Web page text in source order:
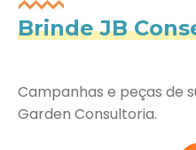
Brinde JB
Campanhas e peças de
Garden Consultoria.